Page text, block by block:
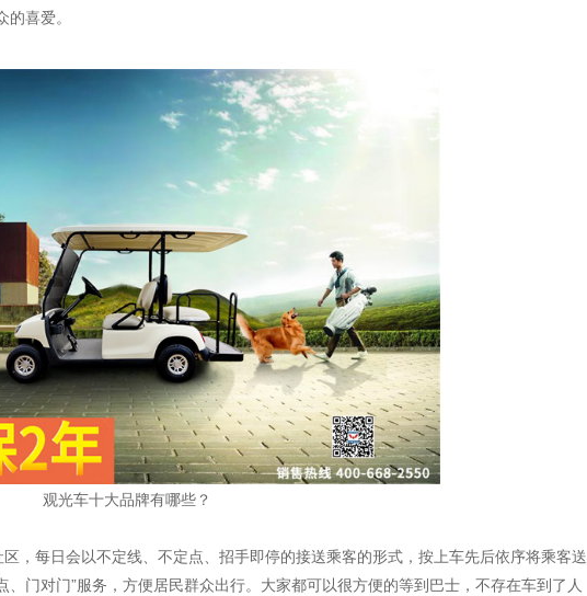
喜爱。
观光车十大品牌有哪些？
，每日会以不定线、不定点、招手即停的接送乘客的形式，按上车先后依序将乘客送
门对门”服务，方便居民群众出行。大家都可以很方便的等到巴士，不存在车到了人